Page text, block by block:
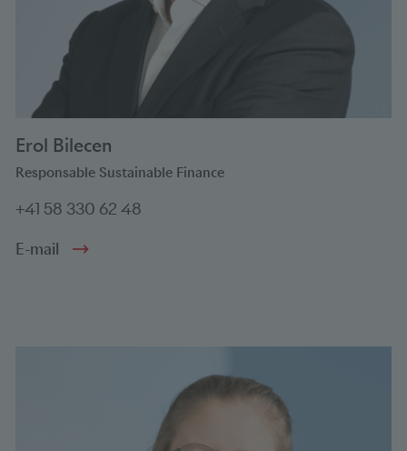
Erol Bilecen
Responsable Sustainable Finance
+41 58 330 62 48
E-mail